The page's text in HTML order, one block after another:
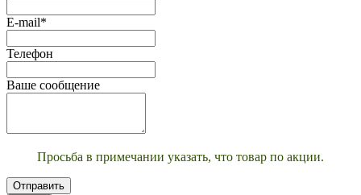
E-mail*
Телефон
Ваше сообщение
Просьба в примечании указать, что товар по акции.
Отправить